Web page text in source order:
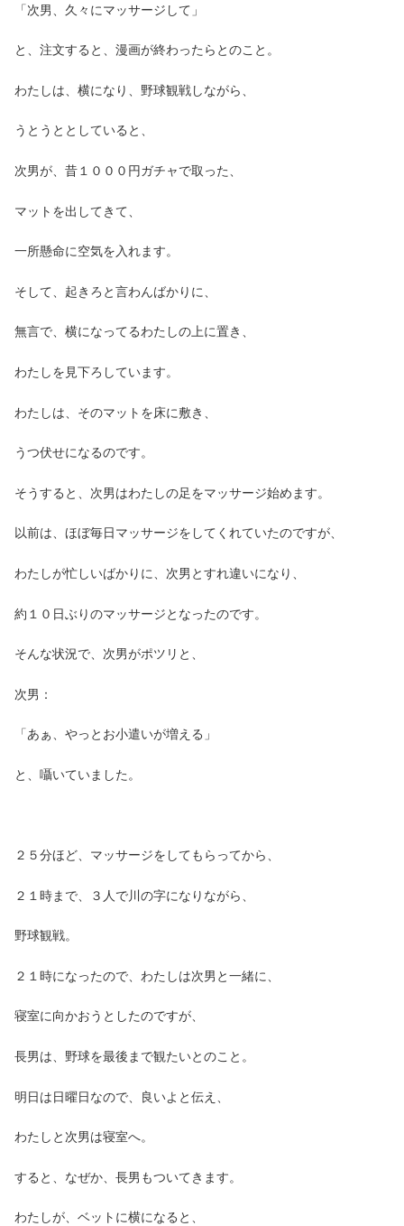
「次男、久々にマッサージして」
と、注文すると、漫画が終わったらとのこと。
わたしは、横になり、野球観戦しながら、
うとうととしていると、
次男が、昔１０００円ガチャで取った、
マットを出してきて、
一所懸命に空気を入れます。
そして、起きろと言わんばかりに、
無言で、横になってるわたしの上に置き、
わたしを見下ろしています。
わたしは、そのマットを床に敷き、
うつ伏せになるのです。
そうすると、次男はわたしの足をマッサージ始めます。
以前は、ほぼ毎日マッサージをしてくれていたのですが、
わたしが忙しいばかりに、次男とすれ違いになり、
約１０日ぶりのマッサージとなったのです。
そんな状況で、次男がポツリと、
次男：
「あぁ、やっとお小遣いが増える」
と、囁いていました。
２５分ほど、マッサージをしてもらってから、
２１時まで、３人で川の字になりながら、
野球観戦。
２１時になったので、わたしは次男と一緒に、
寝室に向かおうとしたのですが、
長男は、野球を最後まで観たいとのこと。
明日は日曜日なので、良いよと伝え、
わたしと次男は寝室へ。
すると、なぜか、長男もついてきます。
わたしが、ベットに横になると、